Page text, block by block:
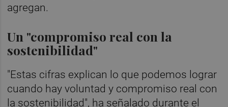
agregan.
Un "compromiso real con la
sostenibilidad"
"Estas cifras explican lo que podemos lograr
cuando hay voluntad y compromiso real con
la sostenibilidad", ha señalado durante el